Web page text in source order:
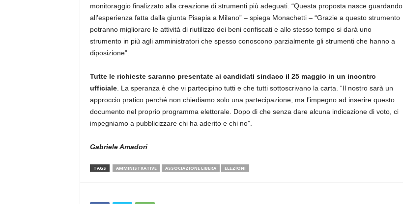
monitoraggio finalizzato alla creazione di strumenti più adeguati. “Questa proposta nasce guardando
all’esperienza fatta dalla giunta Pisapia a Milano” – spiega Monachetti – “Grazie a questo strumento
potranno migliorare le attività di riutilizzo dei beni confiscati e allo stesso tempo si darà uno
strumento in più agli amministratori che spesso conoscono parzialmente gli strumenti che hanno a
diposizione”.
Tutte le richieste saranno presentate ai candidati sindaco il 25 maggio in un incontro
ufficiale. La speranza è che vi partecipino tutti e che tutti sottoscrivano la carta. “Il nostro sarà un
approccio pratico perché non chiediamo solo una partecipazione, ma l’impegno ad inserire questo
documento nel proprio programma elettorale. Dopo di che senza dare alcuna indicazione di voto, ci
impegniamo a pubblicizzare chi ha aderito e chi no”.
Gabriele Amadori
TAGS AMMINISTRATIVE ASSOCIAZIONE LIBERA ELEZIONI